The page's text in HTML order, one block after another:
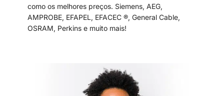
como os melhores preços. Siemens, AEG,
AMPROBE, EFAPEL, EFACEC ®, General Cable,
OSRAM, Perkins e muito mais!